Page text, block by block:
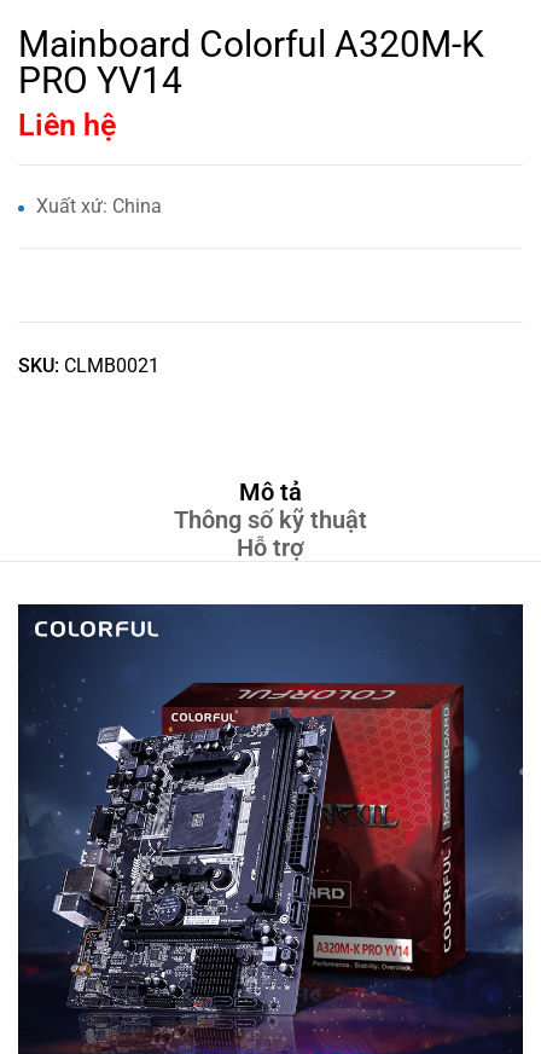
Mainboard Colorful A320M-K
PRO YV14
Liên hệ
Xuất xứ: China
SKU: CLMB0021
Mô tả
Thông số kỹ thuật
Hỗ trợ